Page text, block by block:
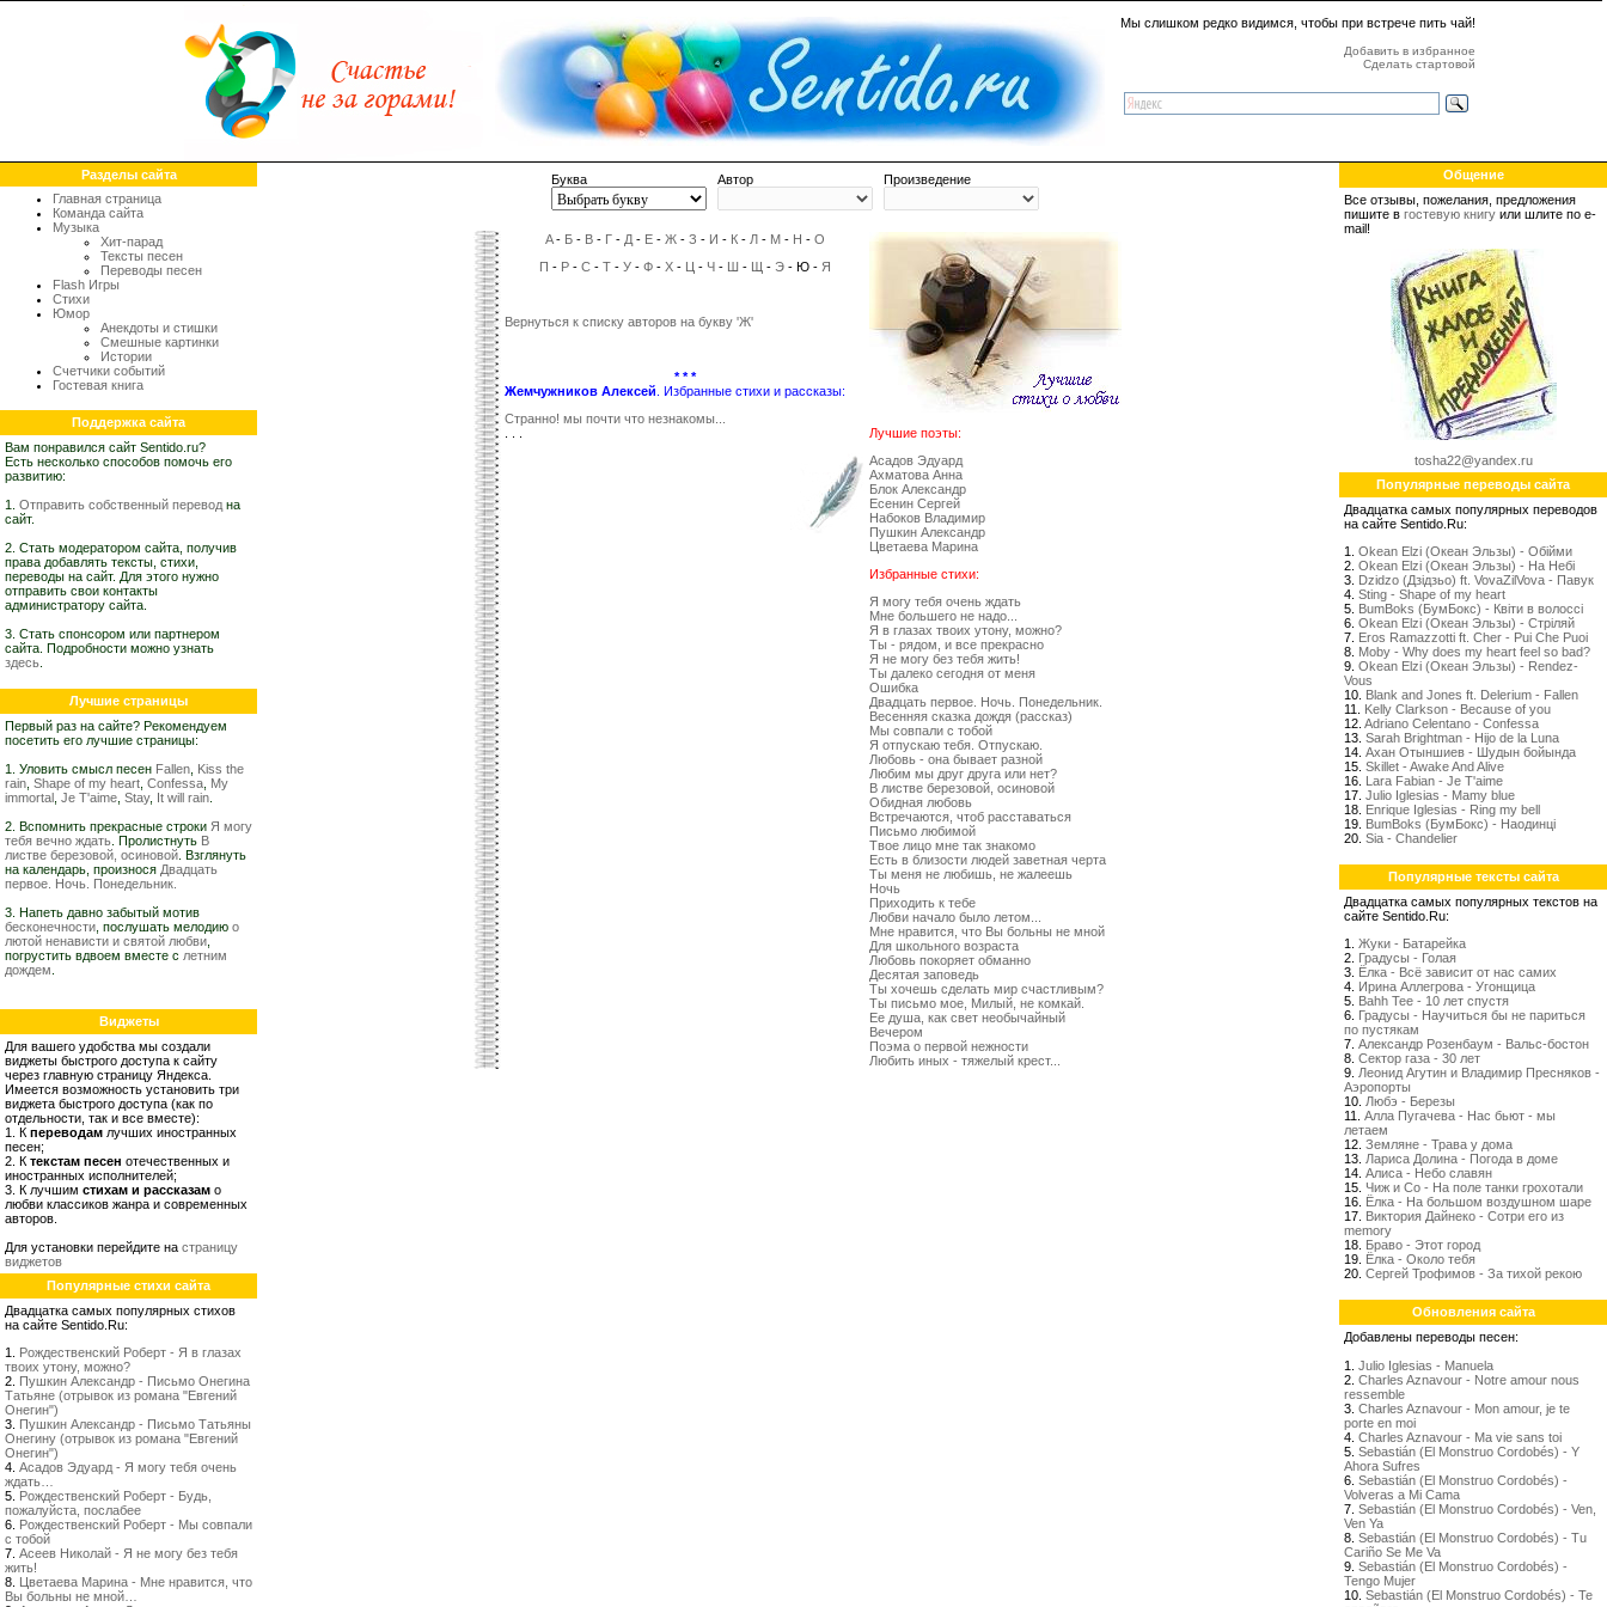
Мы слишком редко видимся, чтобы при встрече пить чай!
Добавить в избранное
Сделать стартовой
Разделы сайта
Главная страница
Команда сайта
Музыка
Хит-парад
Тексты песен
Переводы песен
Flash Игры
Стихи
Юмор
Анекдоты и стишки
Смешные картинки
Истории
Счетчики событий
Гостевая книга
Поддержка сайта
Вам понравился сайт Sentido.ru?
Есть несколько способов помочь его
развитию:
1. Отправить собственный перевод на
сайт.
2. Стать модератором сайта, получив
права добавлять тексты, стихи,
переводы на сайт. Для этого нужно
отправить свои контакты
администратору сайта.
3. Стать спонсором или партнером
сайта. Подробности можно узнать
здесь
Лучшие страницы
Первый раз на сайте? Рекомендуем
посетить его лучшие страницы:
1. Уловить смысл песен Fallen Kiss the
rain Shape of my heart Confessa My
immortal Je T'aime Stay, It will rain
2. Вспомнить прекрасные строки Я могу
тебя вечно ждать . Пролистнуть В
листве березовой, осиновой . Взглянуть
на календарь, произнося Двадцать
первое. Ночь. Понедельник.
3. Напеть давно забытый мотив
бесконечности , послушать мелодию о
лютой ненависти и святой любви
погрустить вдвоем вместе с летним
дождем
Виджеты
Для вашего удобства мы создали
виджеты быстрого доступа к сайту
через главную страницу Яндекса.
Имеется возможность установить три
виджета быстрого доступа (как по
отдельности, так и все вместе):
1. К переводам лучших иностранных
песен;
2. К текстам песен отечественных и
иностранных исполнителей;
3. К лучшим стихам и рассказам о
любви классиков жанра и современных
авторов.
Для установки перейдите на страницу
виджетов
Популярные стихи сайта
Двадцатка самых популярных стихов
на сайте Sentido.Ru:
1. Рождественский Роберт - Я в глазах
твоих утону, можно?
2. Пушкин Александр - Письмо Онегина
Татьяне (отрывок из романа "Евгений
Онегин")
3. Пушкин Александр - Письмо Татьяны
Онегину (отрывок из романа "Евгений
Онегин")
4. Асадов Эдуард - Я могу тебя очень
ждать…
5. Рождественский Роберт - Будь,
пожалуйста, послабее
6. Рождественский Роберт - Мы совпали
с тобой
7. Асеев Николай - Я не могу без тебя
жить!
8. Цветаева Марина - Мне нравится, что
Вы больны не мной…
Буква Автор Произведение
A- Б- В- Г- Д- Е- Ж- З - И - К- Л- М- Н - О
П - Р- С- Т- У- Ф- Х- Ц - Ч- Ш- Щ - Э- Ю - Я
Вернуться к списку авторов на букву 'Ж'
* * *
Жемчужников Алексей . Избранные стихи и рассказы:
Странно! мы почти что незнакомы...
Лучшие поэты:
Асадов Эдуард
Ахматова Анна
Блок Александр
Есенин Сергей
Набоков Владимир
Пушкин Александр
Цветаева Марина
Избранные стихи:
Я могу тебя очень ждать
Мне большего не надо...
Я в глазах твоих утону, можно?
Ты - рядом, и все прекрасно
Я не могу без тебя жить!
Ты далеко сегодня от меня
Ошибка
Двадцать первое. Ночь. Понедельник.
Весенняя сказка дождя (рассказ)
Мы совпали с тобой
Я отпускаю тебя. Отпускаю.
Любовь - она бывает разной
Любим мы друг друга или нет?
В листве березовой, осиновой
Обидная любовь
Встречаются, чтоб расставаться
Письмо любимой
Твое лицо мне так знакомо
Есть в близости людей заветная черта
Ты меня не любишь, не жалеешь
Ночь
Приходить к тебе
Любви начало было летом...
Мне нравится, что Вы больны не мной
Для школьного возраста
Любовь покоряет обманно
Десятая заповедь
Ты хочешь сделать мир счастливым?
Ты письмо мое, Милый, не комкай.
Ее душа, как свет необычайный
Вечером
Поэма о первой нежности
Любить иных - тяжелый крест...
Общение
Все отзывы, пожелания, предложения
пишите в гостевую книгу или шлите по e-
mail!
tosha22@yandex.ru
Популярные переводы сайта
Двадцатка самых популярных переводов
на сайте Sentido.Ru:
1. Okean Elzi (Океан Эльзы) - Обійми
2. Okean Elzi (Океан Эльзы) - На Небі
3. Dzidzo (Дзідзьо) ft. VovaZilVova - Павук
4. Sting - Shape of my heart
5. BumBoks (БумБокс) - Квіти в волоссі
6. Okean Elzi (Океан Эльзы) - Стрiляй
7. Eros Ramazzotti ft. Cher - Pui Che Puoi
8. Moby - Why does my heart feel so bad?
9. Okean Elzi (Океан Эльзы) - Rendez-
Vous
10. Blank and Jones ft. Delerium - Fallen
11. Kelly Clarkson - Because of you
12. Adriano Celentano - Confessa
13. Sarah Brightman - Hijo de la Luna
14. Ахан Отыншиев - Шудын бойында
15. Skillet - Awake And Alive
16. Lara Fabian - Je T'aime
17. Julio Iglesias - Mamy blue
18. Enrique Iglesias - Ring my bell
19. BumBoks (БумБокс) - Наодинці
20. Sia - Chandelier
Популярные тексты сайта
Двадцатка самых популярных текстов на
сайте Sentido.Ru:
1. Жуки - Батарейка
2. Градусы - Голая
3. Ёлка - Всё зависит от нас самих
4. Ирина Аллегрова - Угонщица
5. Bahh Tee - 10 лет спустя
6. Градусы - Научиться бы не париться
по пустякам
7. Александр Розенбаум - Вальс-бостон
8. Сектор газа - 30 лет
9. Леонид Агутин и Владимир Пресняков -
Аэропорты
10. Любэ - Березы
11. Алла Пугачева - Нас бьют - мы
летаем
12. Земляне - Трава у дома
13. Лариса Долина - Погода в доме
14. Алиса - Небо славян
15. Чиж и Со - На поле танки грохотали
16. Ёлка - На большом воздушном шаре
17. Виктория Дайнеко - Сотри его из
memory
18. Браво - Этот город
19. Ёлка - Около тебя
20. Сергей Трофимов - За тихой рекою
Обновления сайта
Добавлены переводы песен:
1. Julio Iglesias - Manuela
2. Charles Aznavour - Notre amour nous
ressemble
3. Charles Aznavour - Mon amour, je te
porte en moi
4. Charles Aznavour - Ma vie sans toi
5. Sebastián (El Monstruo Cordobés) - Y
Ahora Sufres
6. Sebastián (El Monstruo Cordobés) -
Volveras a Mi Cama
7. Sebastián (El Monstruo Cordobés) - Ven,
Ven Ya
8. Sebastián (El Monstruo Cordobés) - Tu
Cariño Se Me Va
9. Sebastián (El Monstruo Cordobés) -
Tengo Mujer
10. Sebastián (El Monstruo Cordobés) - Te